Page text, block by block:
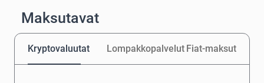
Maksutavat
Kryptovaluutat Lompakkopalvelut Fiat-maksut